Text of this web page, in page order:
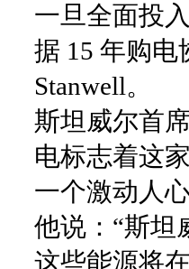
一旦全面投
据 15 年购电
Stanwell。
斯坦威尔首
电标志着这
一个激动人
他说：“斯坦
这些能源将